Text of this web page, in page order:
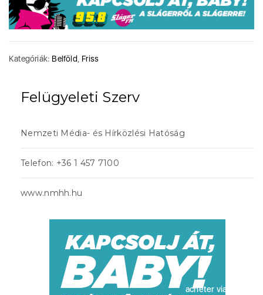
Kategóriák: Belföld Friss
Felügyeleti Szerv
Nemzeti Média- és Hírközlési Hatóság
Telefon: +36 1 457 7100
www.nmhh.hu
acheter viagra sans